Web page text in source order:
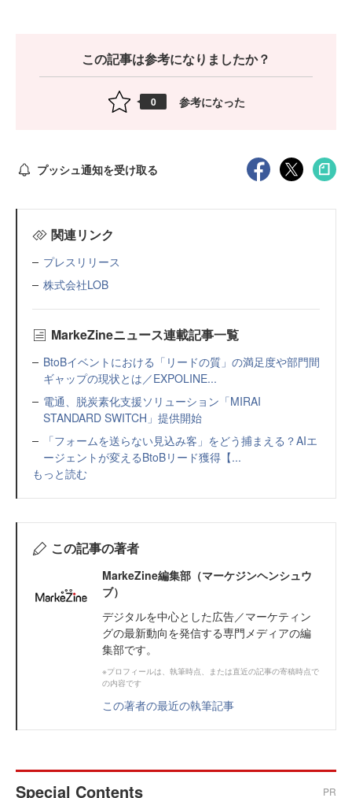
この記事は参考になりましたか？
0 参考になった
プッシュ通知を受け取る
関連リンク
プレスリリース
株式会社LOB
MarkeZineニュース連載記事一覧
BtoBイベントにおける「リードの質」の満足度や部門間
ギャップの現状とは／EXPOLINE...
電通、脱炭素化支援ソリューション「MIRAI
STANDARD SWITCH」提供開始
「フォームを送らない見込み客」をどう捕まえる？AIエ
ージェントが変えるBtoBリード獲得【...
もっと読む
この記事の著者
MarkeZine編集部（マーケジンヘンシュウ
ブ）
デジタルを中心とした広告／マーケティン
グの最新動向を発信する専門メディアの編
集部です。
※プロフィールは、執筆時点、または直近の記事の寄稿時点で
の内容です
この著者の最近の執筆記事
Special Contents PR